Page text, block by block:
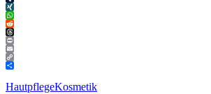
Tumblr
XING
WhatsApp
Reddit
Threads
Print
Email
Copy
Link
Teilen
HautpflegeKosmetik